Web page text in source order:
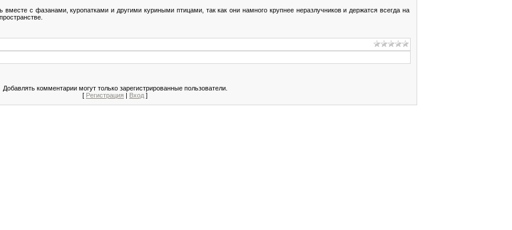
с фазанами, куропатками и другими куриными птицами, так как они намного крупнее неразлучников и держатся всегда на
Добавлять комментарии могут только зарегистрированные пользователи.
[ Регистрация | Вход ]